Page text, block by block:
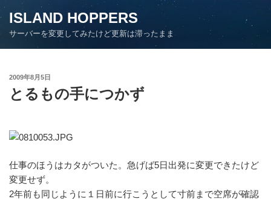
コ
ン
ン
ISLAND HOPPERS
サーバーを変更してみたけど更新は滞ったまま
投
稿
日:
2009年8月5日
とるもの手につかず
仕事のほうはカタがついた。急げば5日出発に変更できたけど
変更せず。
2年前も同じように１日前に行こうとして寸前まで空席が確認